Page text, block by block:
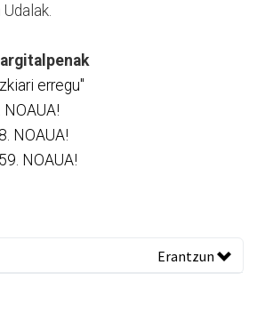
erregu"
NOAUA!
NOAUA!
Erantzun